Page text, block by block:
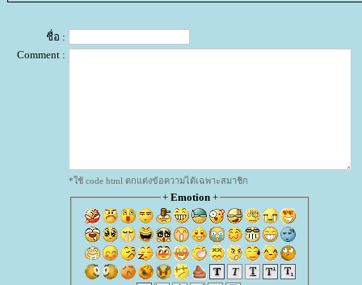
ชื่อ :
Comment :
*ใช้ code html ตกแต่งข้อความได้เฉพาะสมาชิก
+ Emotion+